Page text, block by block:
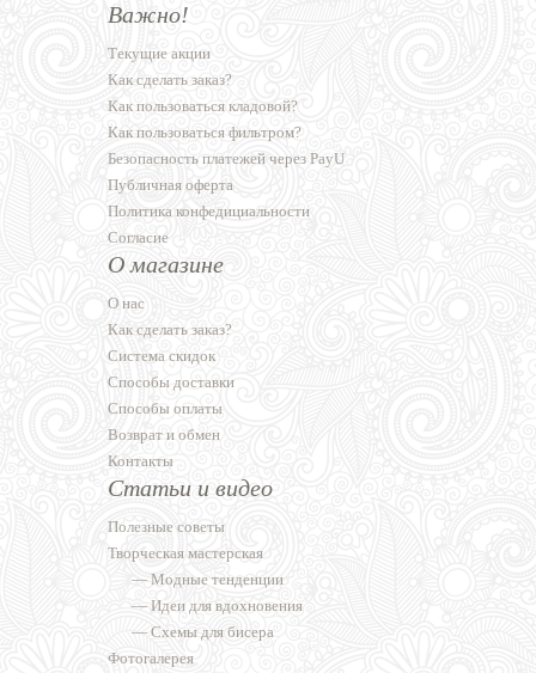
Важно!
Текущие акции
Как сделать заказ?
Как пользоваться кладовой?
Как пользоваться фильтром?
Безопасность платежей через PayU
Публичная оферта
Политика конфедициальности
Согласие
О магазине
О нас
Как сделать заказ?
Система скидок
Способы доставки
Способы оплаты
Возврат и обмен
Контакты
Статьи и видео
Полезные советы
Творческая мастерская
— Модные тенденции
— Идеи для вдохновения
— Схемы для бисера
Фотогалерея